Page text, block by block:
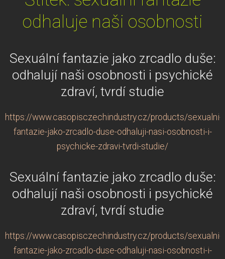
odhaluje naši osobnosti
Sexuální fantazie jako zrcadlo duše:
odhalují naši osobnosti i psychické
zdraví, tvrdí studie
https://www.casopisczechindustry.cz/products/sexualni-
fantazie-jako-zrcadlo-duse-odhaluji-nasi-osobnosti-i-
psychicke-zdravi-tvrdi-studie/
Sexuální fantazie jako zrcadlo duše:
odhalují naši osobnosti i psychické
zdraví, tvrdí studie
https://www.casopisczechindustry.cz/products/sexualni-
fantazie-jako-zrcadlo-duse-odhaluji-nasi-osobnosti-i-